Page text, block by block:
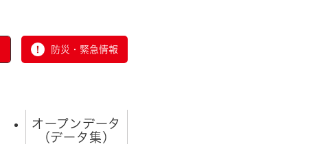
防災・緊急情報
オープンデータ
（データ集）